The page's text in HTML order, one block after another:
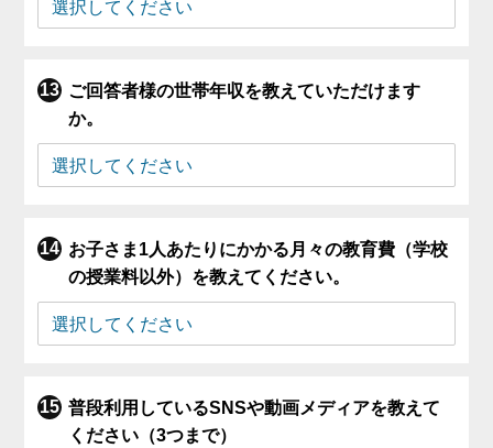
ご回答者様の世帯年収を教えていただけます
か。
お子さま1人あたりにかかる月々の教育費（学校
の授業料以外）を教えてください。
普段利用しているSNSや動画メディアを教えて
ください（3つまで）